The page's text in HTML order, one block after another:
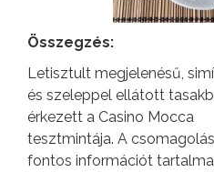
Összegzés:
Letisztult megjelenésű,
és szeleppel ellátott
érkezett a Casino Mocca
tesztmintája. A
fontos információt